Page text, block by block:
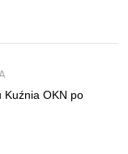
Kuźnia OKN po